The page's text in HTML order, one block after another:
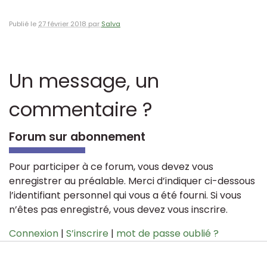
Publié le 27 février 2018 par Salva
Un message, un
commentaire ?
Forum sur abonnement
Pour participer à ce forum, vous devez vous
enregistrer au préalable. Merci d’indiquer ci-dessous
l’identifiant personnel qui vous a été fourni. Si vous
n’êtes pas enregistré, vous devez vous inscrire.
Connexion | S’inscrire | mot de passe oublié ?